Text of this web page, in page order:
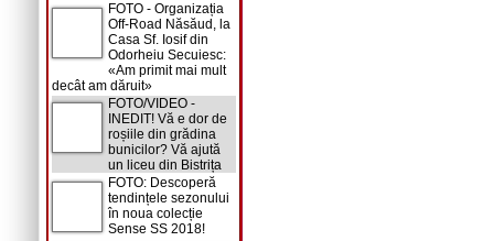
FOTO - Organizația
Off-Road Năsăud, la
Casa Sf. Iosif din
Odorheiu Secuiesc:
«Am primit mai mult
decât am dăruit»
FOTO/VIDEO -
INEDIT! Vă e dor de
roșiile din grădina
bunicilor? Vă ajută
un liceu din Bistrița
FOTO: Descoperă
tendințele sezonului
în noua colecție
Sense SS 2018!